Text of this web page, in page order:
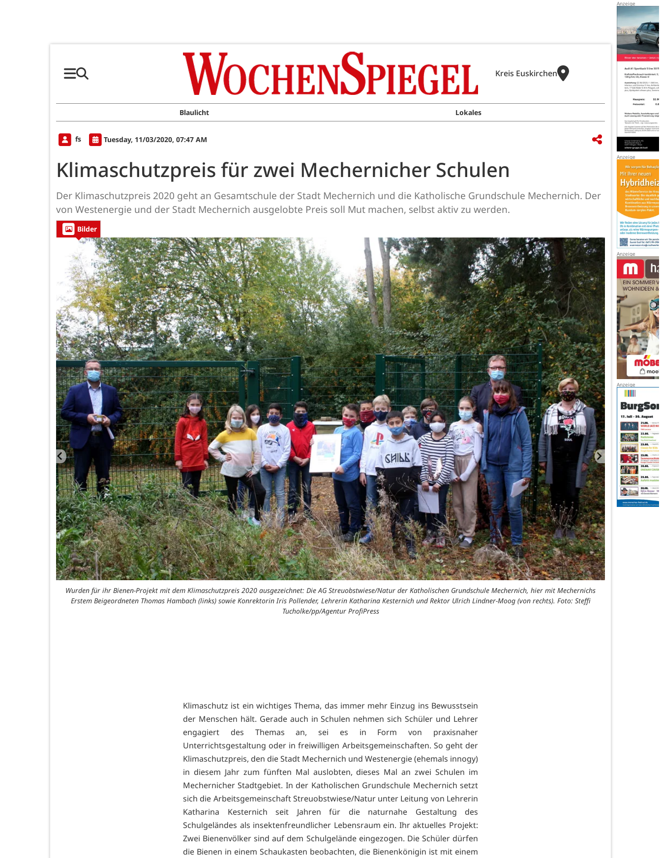
Kreis Euskirchen
Blaulicht Lokales
fs Tuesday, 11/03/2020, 07:47 AM
Klimaschutzpreis für zwei Mechernicher Schulen
Der Klimaschutzpreis 2020 geht an Gesamtschule der Stadt Mechernich und die Katholische Grundschule Mechernich. Der
von Westenergie und der Stadt Mechernich ausgelobte Preis soll Mut machen, selbst aktiv zu werden.
Bilder
Wurden für ihr Bienen-Projekt mit dem Klimaschutzpreis 2020 ausgezeichnet: Die AG Streuobstwiese/Natur der Katholischen Grundschule Mechernich, hier mit Mechernichs
Erstem Beigeordneten Thomas Hambach (links) sowie Konrektorin Iris Pollender, Lehrerin Katharina Kesternich und Rektor Ulrich Lindner-Moog (von rechts). Foto: Steffi
Tucholke/pp/Agentur ProfiPress
Klimaschutz ist ein wichtiges Thema, das immer mehr Einzug ins Bewusstsein
der Menschen hält. Gerade auch in Schulen nehmen sich Schüler und Lehrer
engagiert des Themas an, sei es in Form von praxisnaher
Unterrichtsgestaltung oder in freiwilligen Arbeitsgemeinschaften. So geht der
Klimaschutzpreis, den die Stadt Mechernich und Westenergie (ehemals innogy)
in diesem Jahr zum fünften Mal auslobten, dieses Mal an zwei Schulen im
Mechernicher Stadtgebiet. In der Katholischen Grundschule Mechernich setzt
sich die Arbeitsgemeinschaft Streuobstwiese/Natur unter Leitung von Lehrerin
Katharina Kesternich seit Jahren für die naturnahe Gestaltung des
Schulgeländes als insektenfreundlicher Lebensraum ein. Ihr aktuelles Projekt:
Zwei Bienenvölker sind auf dem Schulgelände eingezogen. Die Schüler dürfen
die Bienen in einem Schaukasten beobachten, die Bienenkönigin ist mit einem